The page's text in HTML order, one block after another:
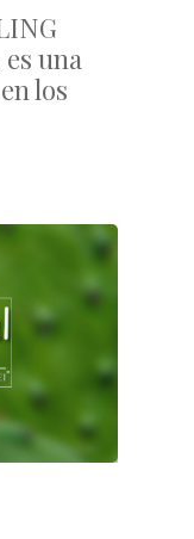
una
los